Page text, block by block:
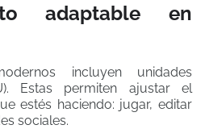
adaptable en
incluyen unidades
Estas permiten ajustar el
estés haciendo: jugar, editar
sociales.